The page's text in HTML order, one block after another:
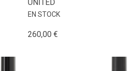
UNITED
EN STOCK
260,00 €